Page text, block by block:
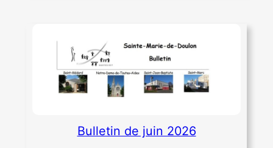
Bulletin de juin 2026